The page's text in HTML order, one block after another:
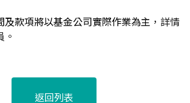
及款項將以基金公司實際作業為主 ，詳情
返回列表